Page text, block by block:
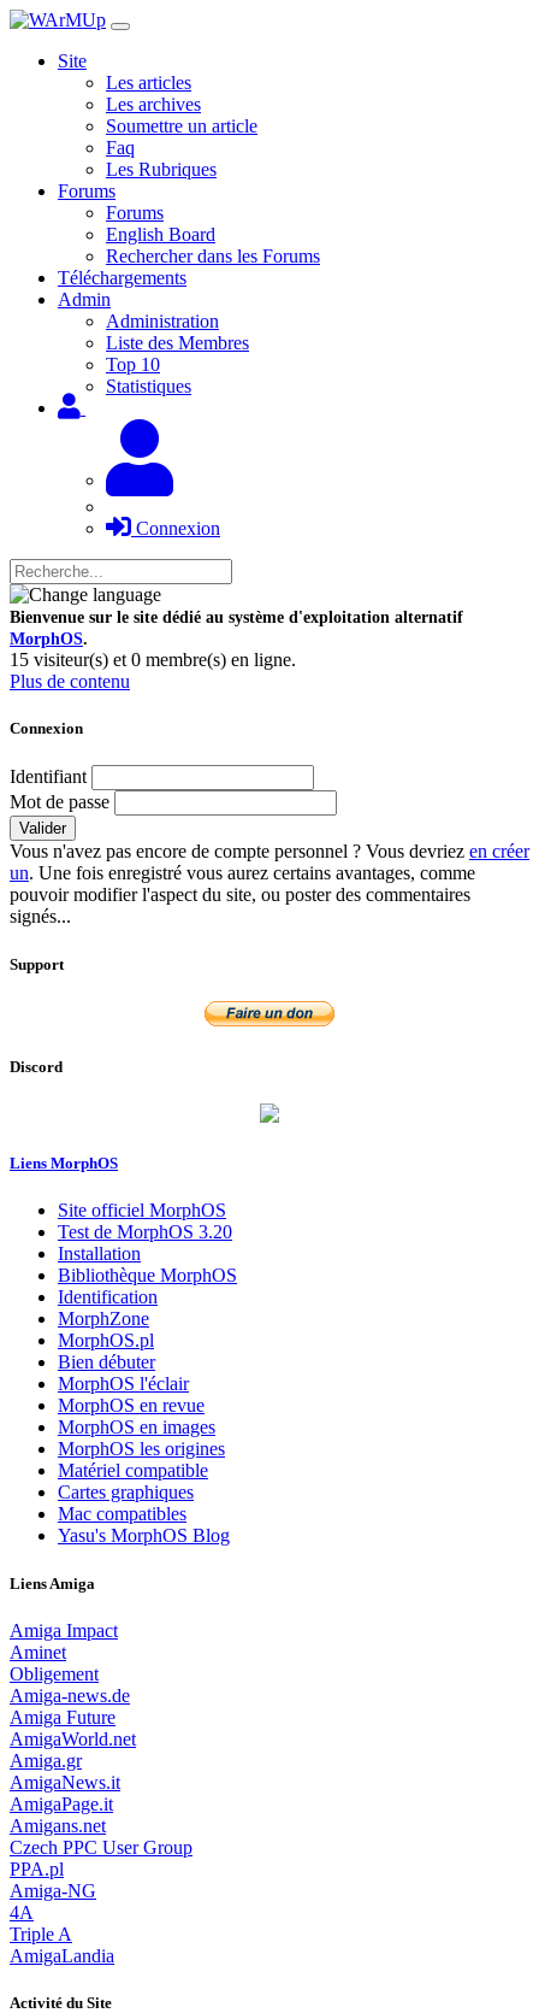
Site
Les articles
Les archives
Soumettre un article
Faq
Les Rubriques
Forums
Forums
English Board
Rechercher dans les Forums
Téléchargements
Admin
Administration
Liste des Membres
Top 10
Statistiques
Connexion
Bienvenue sur le site dédié au système d'exploitation alternatif
MorphOS.
15 visiteur(s) et 0 membre(s) en ligne.
Plus de contenu
Connexion
Identifiant
Mot de passe
Valider
Vous n'avez pas encore de compte personnel ? Vous devriez en créer
un. Une fois enregistré vous aurez certains avantages, comme
pouvoir modifier l'aspect du site, ou poster des commentaires
signés...
Support
Discord
Liens MorphOS
Site officiel MorphOS
Test de MorphOS 3.20
Installation
Bibliothèque MorphOS
Identification
MorphZone
MorphOS.pl
Bien débuter
MorphOS l'éclair
MorphOS en revue
MorphOS en images
MorphOS les origines
Matériel compatible
Cartes graphiques
Mac compatibles
Yasu's MorphOS Blog
Liens Amiga
Amiga Impact
Aminet
Obligement
Amiga-news.de
Amiga Future
AmigaWorld.net
Amiga.gr
AmigaNews.it
AmigaPage.it
Amigans.net
Czech PPC User Group
PPA.pl
Amiga-NG
4A
Triple A
AmigaLandia
Activité du Site